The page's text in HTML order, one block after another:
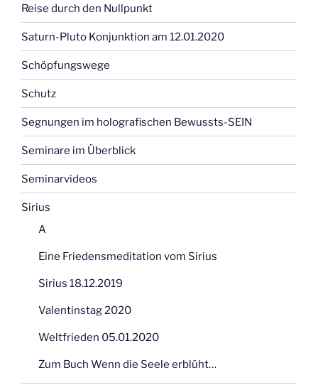
Reise durch den Nullpunkt
Saturn-Pluto Konjunktion am 12.01.2020
Schöpfungswege
Schutz
Segnungen im holografischen Bewussts-SEIN
Seminare im Überblick
Seminarvideos
Sirius
A
Eine Friedensmeditation vom Sirius
Sirius 18.12.2019
Valentinstag 2020
Weltfrieden 05.01.2020
Zum Buch Wenn die Seele erblüht…